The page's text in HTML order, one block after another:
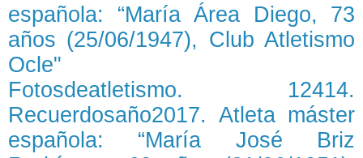
española: “María Área Diego, 73
años (25/06/1947), Club Atletismo
Ocle"
Fotosdeatletismo. 12414.
Recuerdosaño2017. Atleta máster
española: “María José Briz